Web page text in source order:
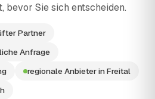
bevor Sie sich entscheiden.
Partner
Anfrage
regionale Anbieter in Freital